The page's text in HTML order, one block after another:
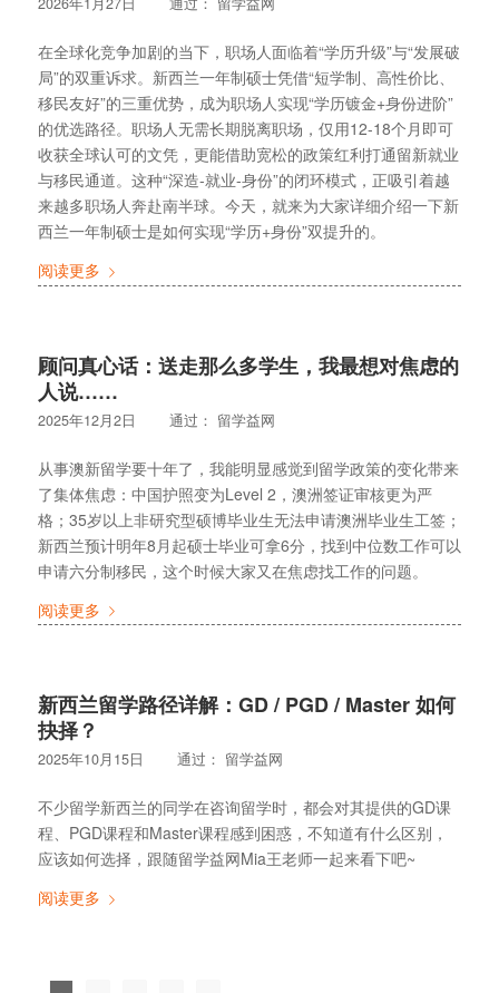
在全球化竞争加剧的当下，职场人面临着“学历升级”与“发展破
局”的双重诉求。新西兰一年制硕士凭借“短学制、高性价比、
移民友好”的三重优势，成为职场人实现“学历镀金+身份进阶”
的优选路径。职场人无需长期脱离职场，仅用12-18个月即可
收获全球认可的文凭，更能借助宽松的政策红利打通留新就业
与移民通道。这种“深造-就业-身份”的闭环模式，正吸引着越
来越多职场人奔赴南半球。今天，就来为大家详细介绍一下新
西兰一年制硕士是如何实现“学历+身份”双提升的。
阅读更多
顾问真心话：送走那么多学生，我最想对焦虑的
人说……
2025年12月2日 通过： 留学益网
从事澳新留学要十年了，我能明显感觉到留学政策的变化带来
了集体焦虑：中国护照变为Level 2，澳洲签证审核更为严
格；35岁以上非研究型硕博毕业生无法申请澳洲毕业生工签；
新西兰预计明年8月起硕士毕业可拿6分，找到中位数工作可以
申请六分制移民，这个时候大家又在焦虑找工作的问题。
阅读更多
新西兰留学路径详解：GD / PGD / Master 如何
抉择？
2025年10月15日 通过： 留学益网
不少留学新西兰的同学在咨询留学时，都会对其提供的GD课
程、PGD课程和Master课程感到困惑，不知道有什么区别，
应该如何选择，跟随留学益网Mia王老师一起来看下吧~
阅读更多